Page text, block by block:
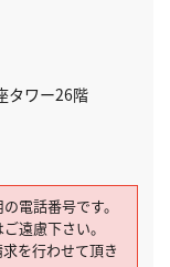
タワー26階
電話番号です。
遠慮下さい。
を行わせて頂き